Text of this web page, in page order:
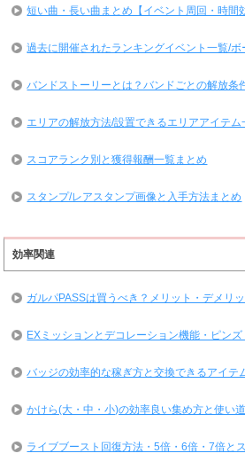
短い曲・長い曲まとめ【イベント周回・時間
過去に開催されたランキングイベント一覧/ボ
バンドストーリーとは？バンドごとの解放条
エリアの解放方法/設置できるエリアアイテム
スコアランク別と獲得報酬一覧まとめ
スタンプ/レアスタンプ画像と入手方法まとめ
効率関連
ガルパPASSは買うべき？メリット・デメリ
EXミッションとデコレーション機能・ピン
バッジの効率的な稼ぎ方と交換できるアイテ
かけら(大・中・小)の効率良い集め方と使い
ライブブースト回復方法・5倍・6倍・7倍と